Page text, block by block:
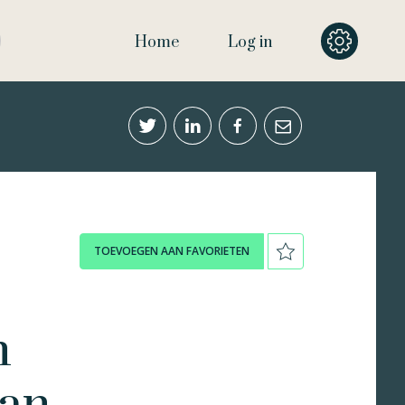
Home Log in
TOEVOEGEN AAN FAVORIETEN